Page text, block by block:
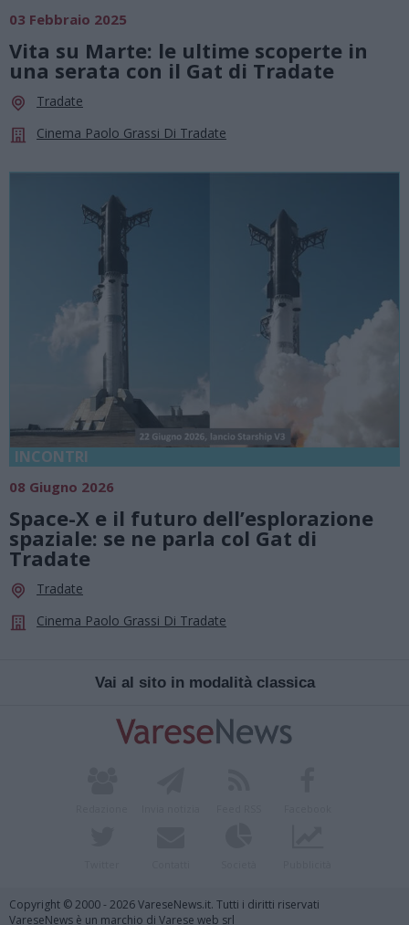
03 Febbraio 2025
Vita su Marte: le ultime scoperte in
una serata con il Gat di Tradate
Tradate
Cinema Paolo Grassi Di Tradate
INCONTRI
08 Giugno 2026
Space-X e il futuro dell’esplorazione
spaziale: se ne parla col Gat di
Tradate
Tradate
Cinema Paolo Grassi Di Tradate
Vai al sito in modalità classica
Copyright © 2000 - 2026 VareseNews.it. Tutti i diritti riservati
VareseNews è un marchio di Varese web srl